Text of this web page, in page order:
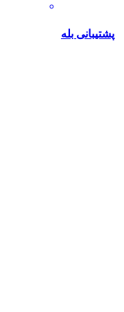
پشتیبانی بله